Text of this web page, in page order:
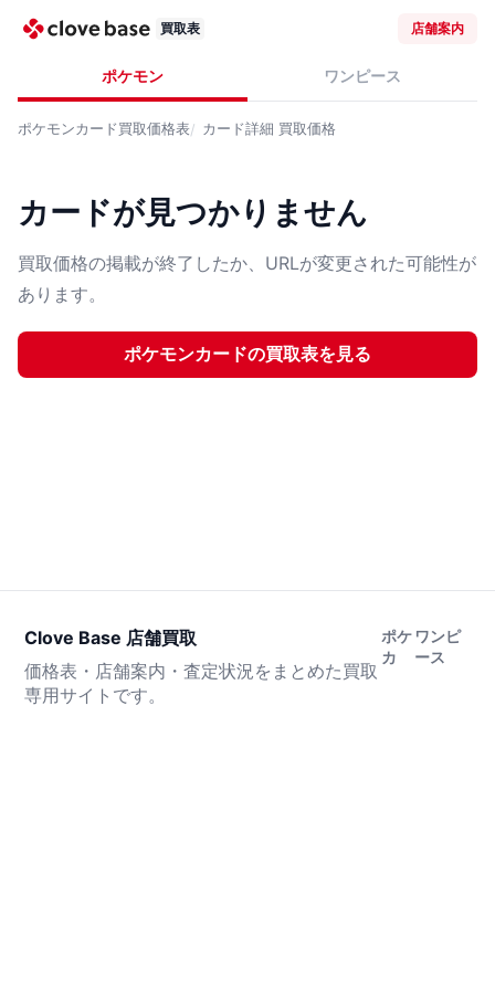
買取表 店舗案内
ポケモン ワンピース
ポケモンカード買取価格表 カード詳細 買取価格
カードが見つかりません
買取価格の掲載が終了したか、URLが変更された可能性が
あります。
ポケモンカードの買取表を見る
Clove Base 店舗買取
価格表・店舗案内・査定状況をまとめた買取
専用サイトです。
ポケ
カ
ワンピ
ース